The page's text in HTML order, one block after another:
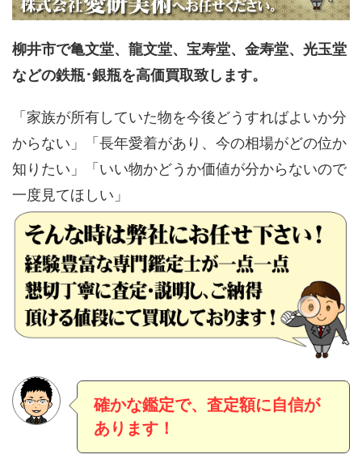
柳井市で亀文堂、龍文堂、宝寿堂、金寿堂、光玉堂
などの鉄瓶･銀瓶を高価買取致します。
「家族が所有していた物を今後どうすればよいか分
からない」「長年愛着があり、今の相場がどの位か
知りたい」「いい物かどうか価値が分からないので
一度見てほしい」
確かな鑑定で、査定額に自信が
あります！